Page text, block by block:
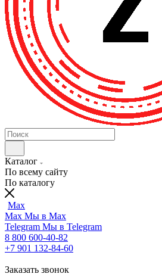
Каталог
По всему сайту
По каталогу
Max
Max Мы в Max
Telegram Мы в Telegram
8 800 600-40-82
+7 901 132-84-60
Заказать звонок